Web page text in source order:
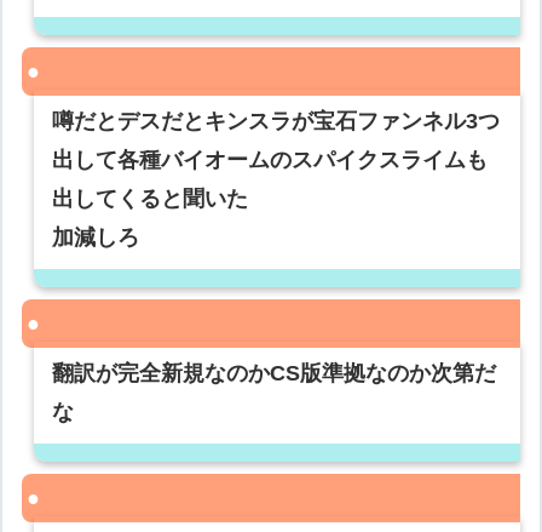
噂だとデスだとキンスラが宝石ファンネル3つ
出して各種バイオームのスパイクスライムも
出してくると聞いた
加減しろ
翻訳が完全新規なのかCS版準拠なのか次第だ
な